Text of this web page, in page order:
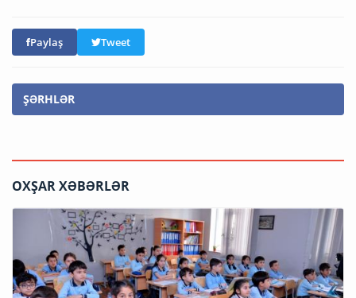
Paylaş Tweet
ŞƏRHLƏR
OXŞAR XƏBƏRLƏR